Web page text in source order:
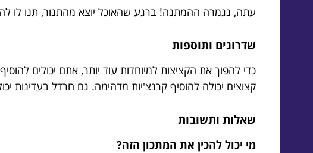
עתה, נגמרה ההמתנה! ברגע שהאוכל יוצא מהתנור, תנו לו
שדרוגים ותוספות
כדי להפוך את הקציצות למיוחדות עוד יותר, אתם יכולים
קצוצים יכולה להוסיף קרנצ'יות מדהימה. גם חרדל בעדינות
שאלות ותשובות
מי יכול להכין את המתכון הזה?